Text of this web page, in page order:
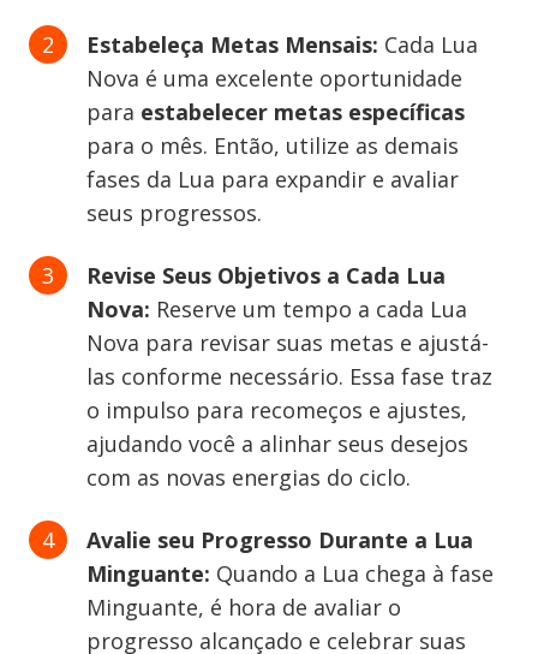
Estabeleça Metas Mensais: Cada Lua
Nova é uma excelente oportunidade
para estabelecer metas específicas
para o mês. Então, utilize as demais
fases da Lua para expandir e avaliar
seus progressos.
Revise Seus Objetivos a Cada Lua
Nova: Reserve um tempo a cada Lua
Nova para revisar suas metas e ajustá-
las conforme necessário. Essa fase traz
o impulso para recomeços e ajustes,
ajudando você a alinhar seus desejos
com as novas energias do ciclo.
Avalie seu Progresso Durante a Lua
Minguante: Quando a Lua chega à fase
Minguante, é hora de avaliar o
progresso alcançado e celebrar suas